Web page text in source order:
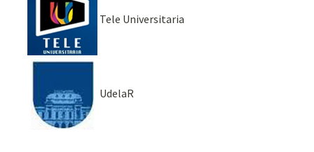
Tele Universitaria
UdelaR